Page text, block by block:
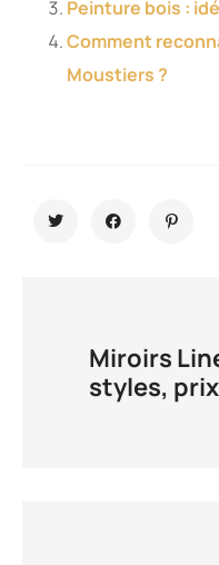
Peinture bois :
Comment
Moustiers ?
Miroirs
styles,